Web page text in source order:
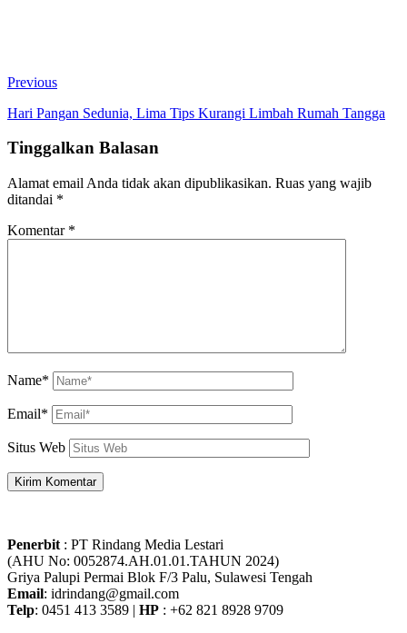
Previous
Hari Pangan Sedunia, Lima Tips Kurangi Limbah Rumah Tangga
Tinggalkan Balasan
Alamat email Anda tidak akan dipublikasikan. Ruas yang wajib
ditandai *
Komentar *
Name*
Email*
Situs Web
Penerbit : PT Rindang Media Lestari
(AHU No: 0052874.AH.01.01.TAHUN 2024)
Griya Palupi Permai Blok F/3 Palu, Sulawesi Tengah
Email: idrindang@gmail.com
Telp: 0451 413 3589 | HP : +62 821 8928 9709